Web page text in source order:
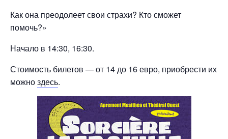
Как она преодолеет свои страхи? Кто сможет
помочь?»
Начало в 14:30, 16:30.
Стоимость билетов — от 14 до 16 евро, приобрести их
можноздесь.